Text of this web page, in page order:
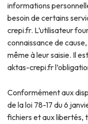
informations
besoin de certains
crepi.fr. L’utilisateur
connaissance de
même à leur saisie. Il
aktas-crepi.fr
Conformément aux
de la loi 78-17 du 6
fichiers et aux libertés,